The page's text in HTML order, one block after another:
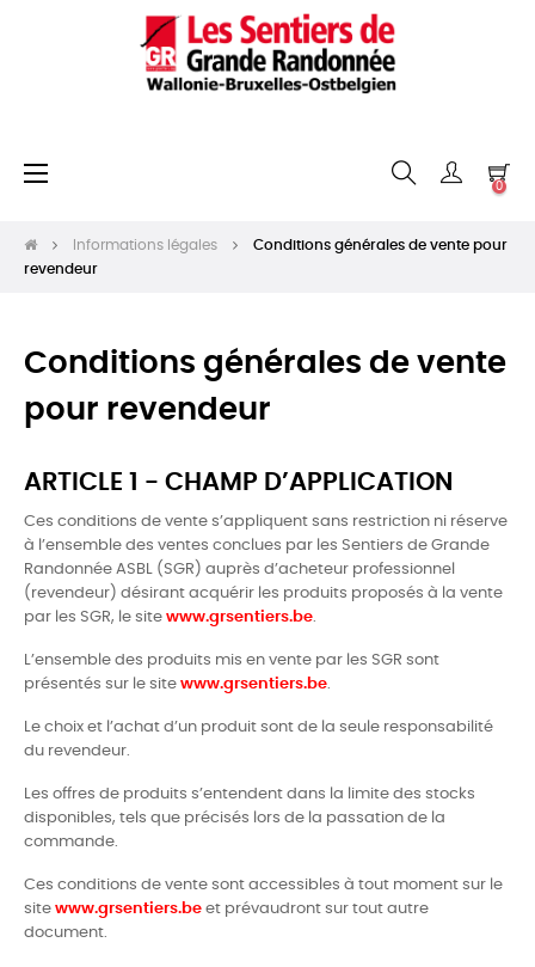
Basculer
☰
0
Informations légales
Conditions générales de vente pour
revendeur
Conditions générales de vente
pour revendeur
ARTICLE 1 - CHAMP D’APPLICATION
Ces conditions de vente s’appliquent sans restriction ni réserve
à l’ensemble des ventes conclues par les Sentiers de Grande
Randonnée ASBL (SGR) auprès d’acheteur professionnel
(revendeur) désirant acquérir les produits proposés à la vente
par les SGR, le site www.grsentiers.be.
L’ensemble des produits mis en vente par les SGR sont
présentés sur le site www.grsentiers.be.
Le choix et l’achat d’un produit sont de la seule responsabilité
du revendeur.
Les offres de produits s’entendent dans la limite des stocks
disponibles, tels que précisés lors de la passation de la
commande.
Ces conditions de vente sont accessibles à tout moment sur le
site www.grsentiers.be et prévaudront sur tout autre
document.